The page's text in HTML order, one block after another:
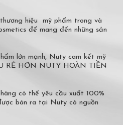
hiệu mỹ phẩm trong và
để mang đến những sản
lớn mạnh, Nuty cam kết mỹ
RẺ HƠN NUTY HOÀN TIỀN
có thể yêu cầu xuất 100%
bán ra tại Nuty có nguồn